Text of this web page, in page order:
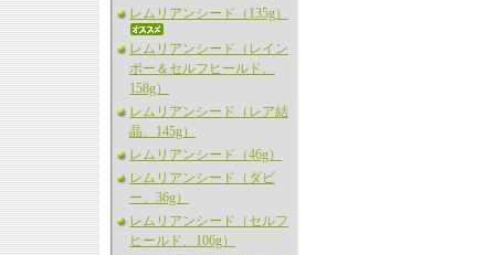
レムリアンシード（135g）
レムリアンシード（レイン
ボー＆セルフヒールド、
158g）
レムリアンシード（レア結
晶、145g）
レムリアンシード（46g）
レムリアンシード（ダビ
ー、36g）
レムリアンシード（セルフ
ヒールド、106g）